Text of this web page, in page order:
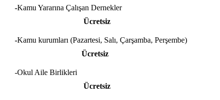
-Kamu Yararına Çalışan Dernekler
Ücretsiz
-Kamu kurumları (Pazartesi, Salı, Çarşamba, Perşembe)
Ücretsiz
-Okul Aile Birlikleri
Ücretsiz